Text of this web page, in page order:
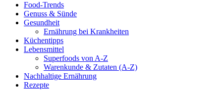
Food-Trends
Genuss & Sünde
Gesundheit
Ernährung bei Krankheiten
Küchentipps
Lebensmittel
Superfoods von A-Z
Warenkunde & Zutaten (A-Z)
Nachhaltige Ernährung
Rezepte